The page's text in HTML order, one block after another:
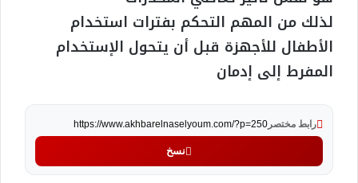
لذلك من المهم التحكم بفترات استخدام
الأطفال للأجهزة قبل أن يتحول الإستخدام
المفرط إلى إدمان
رابط مختصر https://www.akhbarelnaselyoum.com/?p=250
نسخ